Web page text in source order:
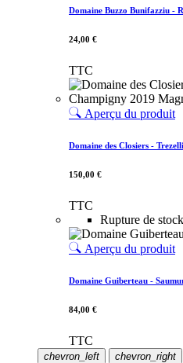
Domaine Buzzo Bunifazziu -
24,00 €
TTC
Aperçu du produit
Domaine des Closiers -
150,00 €
TTC
Rupture de stock
Aperçu du produit
Domaine Guiberteau -
84,00 €
TTC
chevron_left chevron_right